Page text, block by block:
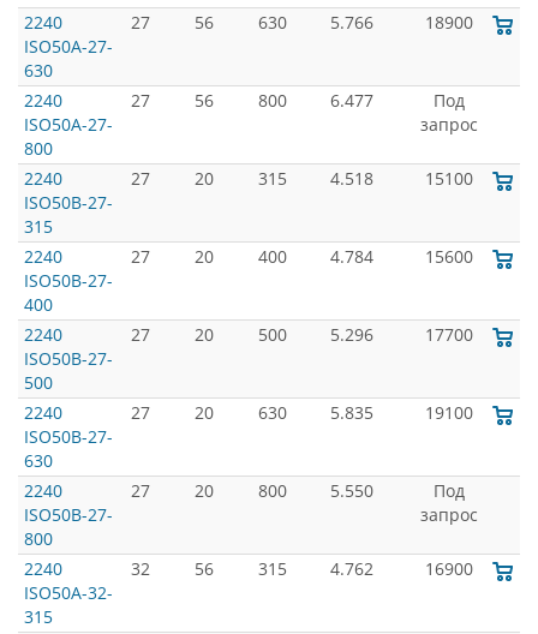
2240
ISO50A-27-
630
27 56 630 5.766 18900
2240
ISO50A-27-
800
27 56 800 6.477
Под
запрос
2240
ISO50B-27-
315
27 20 315 4.518 15100
2240
ISO50B-27-
400
27 20 400 4.784 15600
2240
ISO50B-27-
500
27 20 500 5.296 17700
2240
ISO50B-27-
630
27 20 630 5.835 19100
2240
ISO50B-27-
800
27 20 800 5.550
Под
запрос
2240
ISO50A-32-
315
32 56 315 4.762 16900